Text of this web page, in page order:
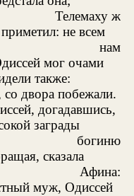
Телемаху ж
не всем
нам
мог очами
также:
со двора побежали.
догадавшись,
заграды
богиню
сказала
Афина:
муж, Одиссей